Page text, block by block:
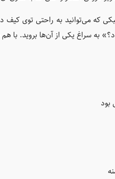
که می‌توانید به راحتی توی کیف
به سراغ یکی از آن‌ها بروید. با هم